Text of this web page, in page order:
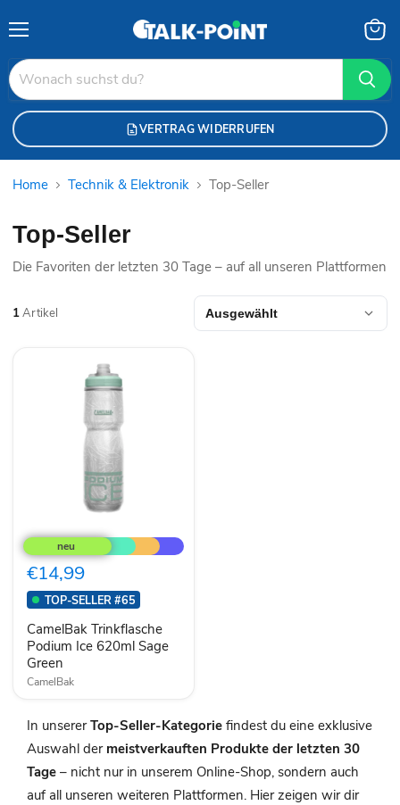
VERTRAG WIDERRUFEN
Home Technik & Elektronik Top-Seller
Top-Seller
Die Favoriten der letzten 30 Tage – auf all unseren Plattformen
1Artikel
Trinkflasche
Podium
Ice
620ml
Sage
Green
€14,99
TOP-SELLER #65
CamelBak Trinkflasche
Podium Ice 620ml Sage
Green
CamelBak
In unsererTop-Seller-Kategorie findest du eine exklusive
Auswahl der meistverkauften Produkte der letzten 30
Tage – nicht nur in unserem Online-Shop, sondern auch
auf all unseren weiteren Plattformen. Hier zeigen wir dir